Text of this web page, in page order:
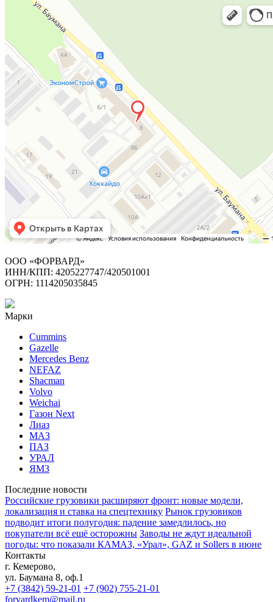
ООО «ФОРВАРД»
ИНН/КПП: 4205227747/420501001
ОГРН: 1114205035845
Марки
Cummins
Gazelle
Mercedes Benz
NEFAZ
Shacman
Volvo
Weichai
Газон Next
Лиаз
МАЗ
ПАЗ
УРАЛ
ЯМЗ
Последние новости
Российские грузовики расширяют фронт: новые модели,
локализация и ставка на спецтехнику Рынок грузовиков
подводит итоги полугодия: падение замедлилось, но
покупатели всё ещё осторожны Заводы не ждут идеальной
погоды: что показали КАМАЗ, «Урал», GAZ и Sollers в июне
Контакты
г. Кемерово,
ул. Баумана 8, оф.1
+7 (3842) 59-21-01 +7 (902) 755-21-01
forvardkem@mail.ru